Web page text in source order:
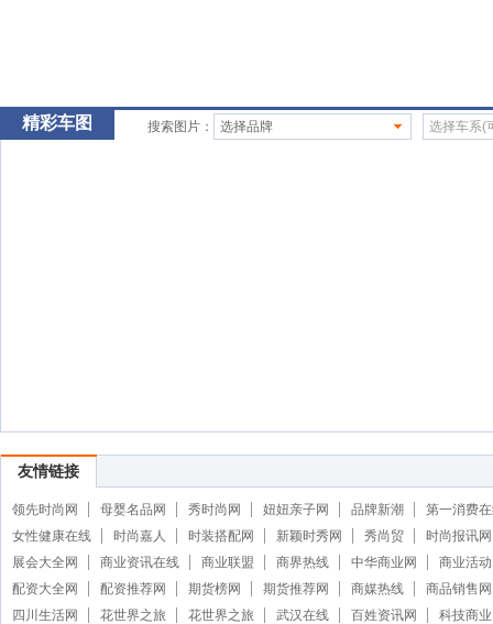
精彩车图 搜索图片： 选择品牌 选择车系(
友情链接
领先时尚网 母婴名品网 秀时尚网 妞妞亲子网 品牌新潮
第一消费
女性健康在线
时尚嘉人 时装搭配网 新颖时秀网 秀尚贸
时尚报讯网
展会大全网
商业资讯在线 商业联盟 商界热线 中华商业网
商业活
配资大全网
配资推荐网 期货榜网 期货推荐网 商媒热线
商品销售网
四川生活网
花世界之旅 花世界之旅 武汉在线 百姓资讯网
科技商